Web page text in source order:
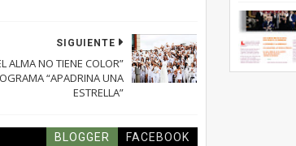
SIGUIENTE
ALMA NO TIENE COLOR”
“APADRINA UNA
ESTRELLA”
BLOGGER FACEBOOK